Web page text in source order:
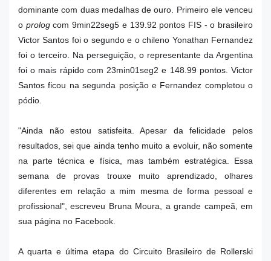
dominante com duas medalhas de ouro. Primeiro ele venceu
o prologcom 9min22seg5 e 139.92 pontos FIS - o brasileiro
Victor Santos foi o segundo e o chileno Yonathan Fernandez
foi o terceiro. Na perseguição, o representante da Argentina
foi o mais rápido com 23min01seg2 e 148.99 pontos. Victor
Santos ficou na segunda posição e Fernandez completou o
pódio.
"Ainda não estou satisfeita. Apesar da felicidade pelos
resultados, sei que ainda tenho muito a evoluir, não somente
na parte técnica e física, mas também estratégica. Essa
semana de provas trouxe muito aprendizado, olhares
diferentes em relação a mim mesma de forma pessoal e
profissional", escreveu Bruna Moura, a grande campeã, em
sua página no Facebook.
A quarta e última etapa do Circuito Brasileiro de Rollerski